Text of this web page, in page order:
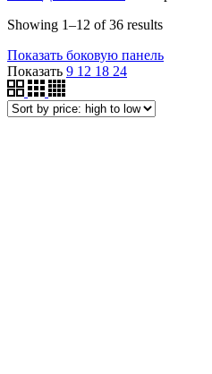
Showing 1–12 of 36 results
Показать боковую панель
Показать 9 12 18 24